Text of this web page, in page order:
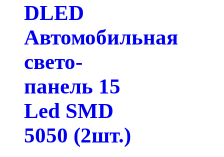
DLED
Автомобильная
свето-
панель 15
Led SMD
5050 (2шт.)